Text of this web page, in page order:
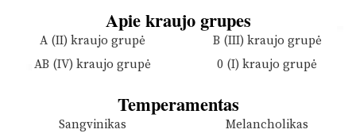
Apie kraujo grupes
A (II) kraujo grupė
B (III) kraujo grupė
AB (IV) kraujo grupė
0 (I) kraujo grupė
Temperamentas
Sangvinikas
Melancholikas